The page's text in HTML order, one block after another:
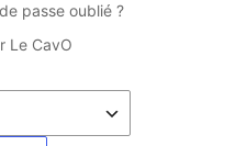
passe oublié ?
Le CavO